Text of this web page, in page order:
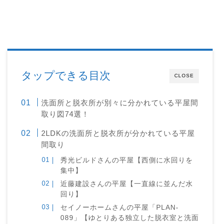
CLOSE
タップできる目次
洗面所と脱衣所が別々に分かれている平屋間
取り図74選！
2LDKの洗面所と脱衣所が分かれている平屋
間取り
秀光ビルドさんの平屋【西側に水回りを
集中】
近藤建設さんの平屋【一直線に並んだ水
回り】
セイノーホームさんの平屋「PLAN-
089」【ゆとりある独立した脱衣室と洗面